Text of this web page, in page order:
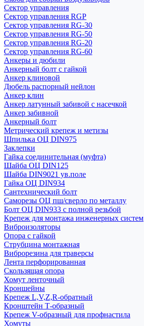
Сектор управления
Сектор управления RGP
Сектор управления RG-30
Сектор управления RG-50
Сектор управления RG-20
Сектор управления RG-60
Анкеры и дюбили
Анкерный болт с гайкой
Анкер клиновой
Дюбель распорный нейлон
Анкер клин
Анкер латунный забивой с насечкой
Анкер забивной
Анкерный болт
Метрический крепеж и метизы
Шпилька ОЦ DIN975
Заклепки
Гайка соединительная (муфта)
Шайба ОЦ DIN125
Шайба DIN9021 ув.поле
Гайка ОЦ DIN934
Сантехнический болт
Саморезы ОЦ пш/сверло по металлу
Болт ОЦ DIN933 с полной резьбой
Крепеж для монтажа инженерных систем
Виброизоляторы
Опора с гайкой
Струбцина монтажная
Виброрезина для траверсы
Лента перфорированная
Скользящая опора
Хомут ленточный
Кроншейны
Крепеж L,V,Z,R-обратный
Кронштейн Т-образный
Крепеж V-образный для профнастила
Хомуты